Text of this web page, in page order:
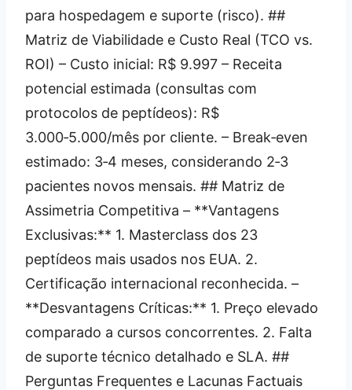
para hospedagem e suporte (risco). ##
Matriz de Viabilidade e Custo Real (TCO vs.
ROI) – Custo inicial: R$ 9.997 – Receita
potencial estimada (consultas com
protocolos de peptídeos): R$
3.000‑5.000/mês por cliente. – Break‑even
estimado: 3‑4 meses, considerando 2‑3
pacientes novos mensais. ## Matriz de
Assimetria Competitiva – **Vantagens
Exclusivas:** 1. Masterclass dos 23
peptídeos mais usados nos EUA. 2.
Certificação internacional reconhecida. –
**Desvantagens Críticas:** 1. Preço elevado
comparado a cursos concorrentes. 2. Falta
de suporte técnico detalhado e SLA. ##
Perguntas Frequentes e Lacunas Factuais